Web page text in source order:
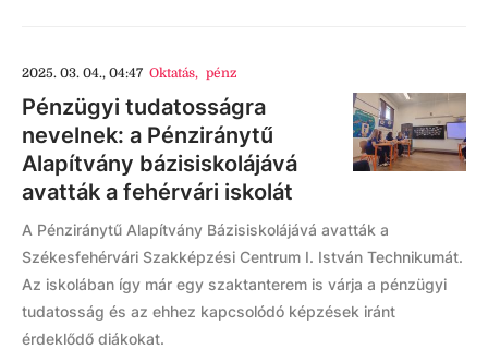
2025. 03. 04., 04:47 Oktatás, pénz
Pénzügyi tudatosságra
nevelnek: a Pénziránytű
Alapítvány bázisiskolájává
avatták a fehérvári iskolát
A Pénziránytű Alapítvány Bázisiskolájává avatták a
Székesfehérvári Szakképzési Centrum I. István Technikumát.
Az iskolában így már egy szaktanterem is várja a pénzügyi
tudatosság és az ehhez kapcsolódó képzések iránt
érdeklődő diákokat.